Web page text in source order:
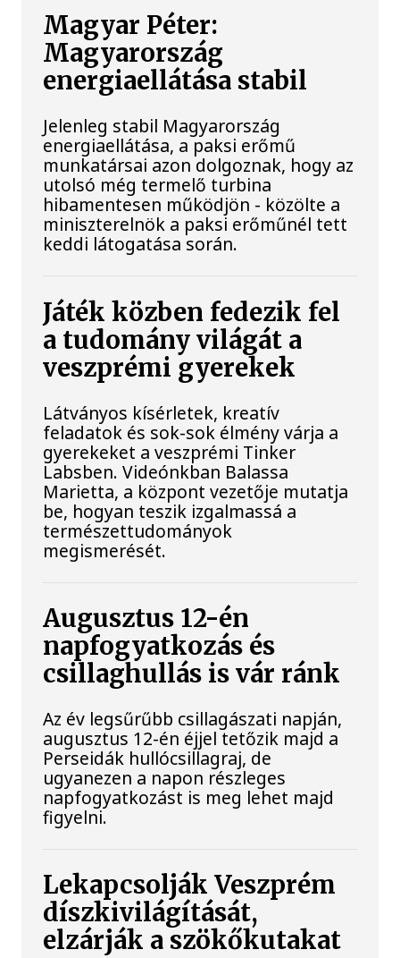
Magyar Péter:
Magyarország
energiaellátása stabil
Jelenleg stabil Magyarország
energiaellátása, a paksi erőmű
munkatársai azon dolgoznak, hogy az
utolsó még termelő turbina
hibamentesen működjön - közölte a
miniszterelnök a paksi erőműnél tett
keddi látogatása során.
Játék közben fedezik fel
a tudomány világát a
veszprémi gyerekek
Látványos kísérletek, kreatív
feladatok és sok-sok élmény várja a
gyerekeket a veszprémi Tinker
Labsben. Videónkban Balassa
Marietta, a központ vezetője mutatja
be, hogyan teszik izgalmassá a
természettudományok
megismerését.
Augusztus 12-én
napfogyatkozás és
csillaghullás is vár ránk
Az év legsűrűbb csillagászati napján,
augusztus 12-én éjjel tetőzik majd a
Perseidák hullócsillagraj, de
ugyanezen a napon részleges
napfogyatkozást is meg lehet majd
figyelni.
Lekapcsolják Veszprém
díszkivilágítását,
elzárják a szökőkutakat